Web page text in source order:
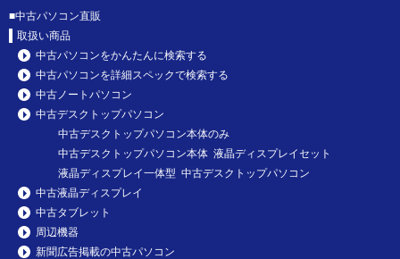
■中古パソコン直販
取扱い商品
中古パソコンをかんたんに検索する
中古パソコンを詳細スペックで検索する
中古ノートパソコン
中古デスクトップパソコン
中古デスクトップパソコン本体のみ
中古デスクトップパソコン本体 液晶ディスプレイセット
液晶ディスプレイ一体型 中古デスクトップパソコン
中古液晶ディスプレイ
中古タブレット
周辺機器
新聞広告掲載の中古パソコン